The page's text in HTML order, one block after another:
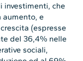
che
aumento, e
(espresse
del 36,4% nelle
sociali,